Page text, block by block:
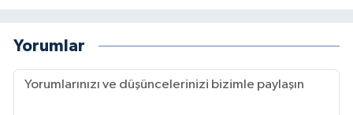
Yorumlar